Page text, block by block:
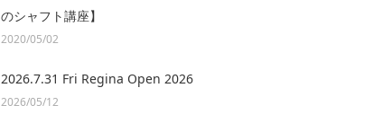
のシャフト講座】
2020/05/02
2026.7.31 Fri Regina Open 2026
2026/05/12